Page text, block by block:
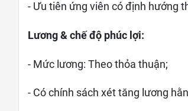
- Ưu tiên ứng viên có định hướng
Lương & chế độ phúc lợi:
- Mức lương: Theo thỏa thuận;
- Có chính sách xét tăng lương